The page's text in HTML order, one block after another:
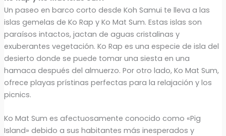
Un paseo en barco corto desde Koh Samui te lleva a las
islas gemelas de Ko Rap y Ko Mat Sum. Estas islas son
paraísos intactos, jactan de aguas cristalinas y
exuberantes vegetación. Ko Rap es una especie de isla del
desierto donde se puede tomar una siesta en una
hamaca después del almuerzo. Por otro lado, Ko Mat Sum,
ofrece playas prístinas perfectas para la relajación y los
picnics.
Ko Mat Sum es afectuosamente conocido como «Pig
Island» debido a sus habitantes más inesperados y